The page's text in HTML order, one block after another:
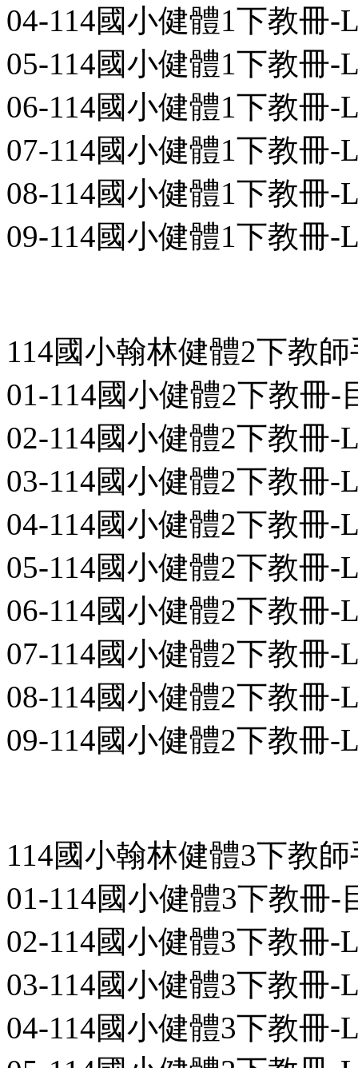
04-114國小健體1下教冊-
05-114國小健體1下教冊-
06-114國小健體1下教冊-
07-114國小健體1下教冊-
08-114國小健體1下教冊-
09-114國小健體1下教冊-
114國小翰林健體2下教
01-114國小健體2下教冊-
02-114國小健體2下教冊-
03-114國小健體2下教冊-
04-114國小健體2下教冊-
05-114國小健體2下教冊-
06-114國小健體2下教冊-
07-114國小健體2下教冊-
08-114國小健體2下教冊-
09-114國小健體2下教冊-
114國小翰林健體3下教
01-114國小健體3下教冊-
02-114國小健體3下教冊-
03-114國小健體3下教冊-
04-114國小健體3下教冊-